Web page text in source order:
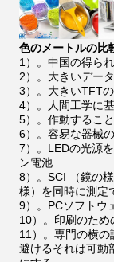
色のメートルの比
1）。中国の得ら
2）。大きいデー
3）。大きいTFT
4）。人間工学に
5）。作動するこ
6）。容易な器械
7）。LEDの光源
ン電池
8）。SCI （鏡の
様）を同時に測定
9）。PCソフトウ
10）。印刷のた
11）。専門の横
避けるそれは可動